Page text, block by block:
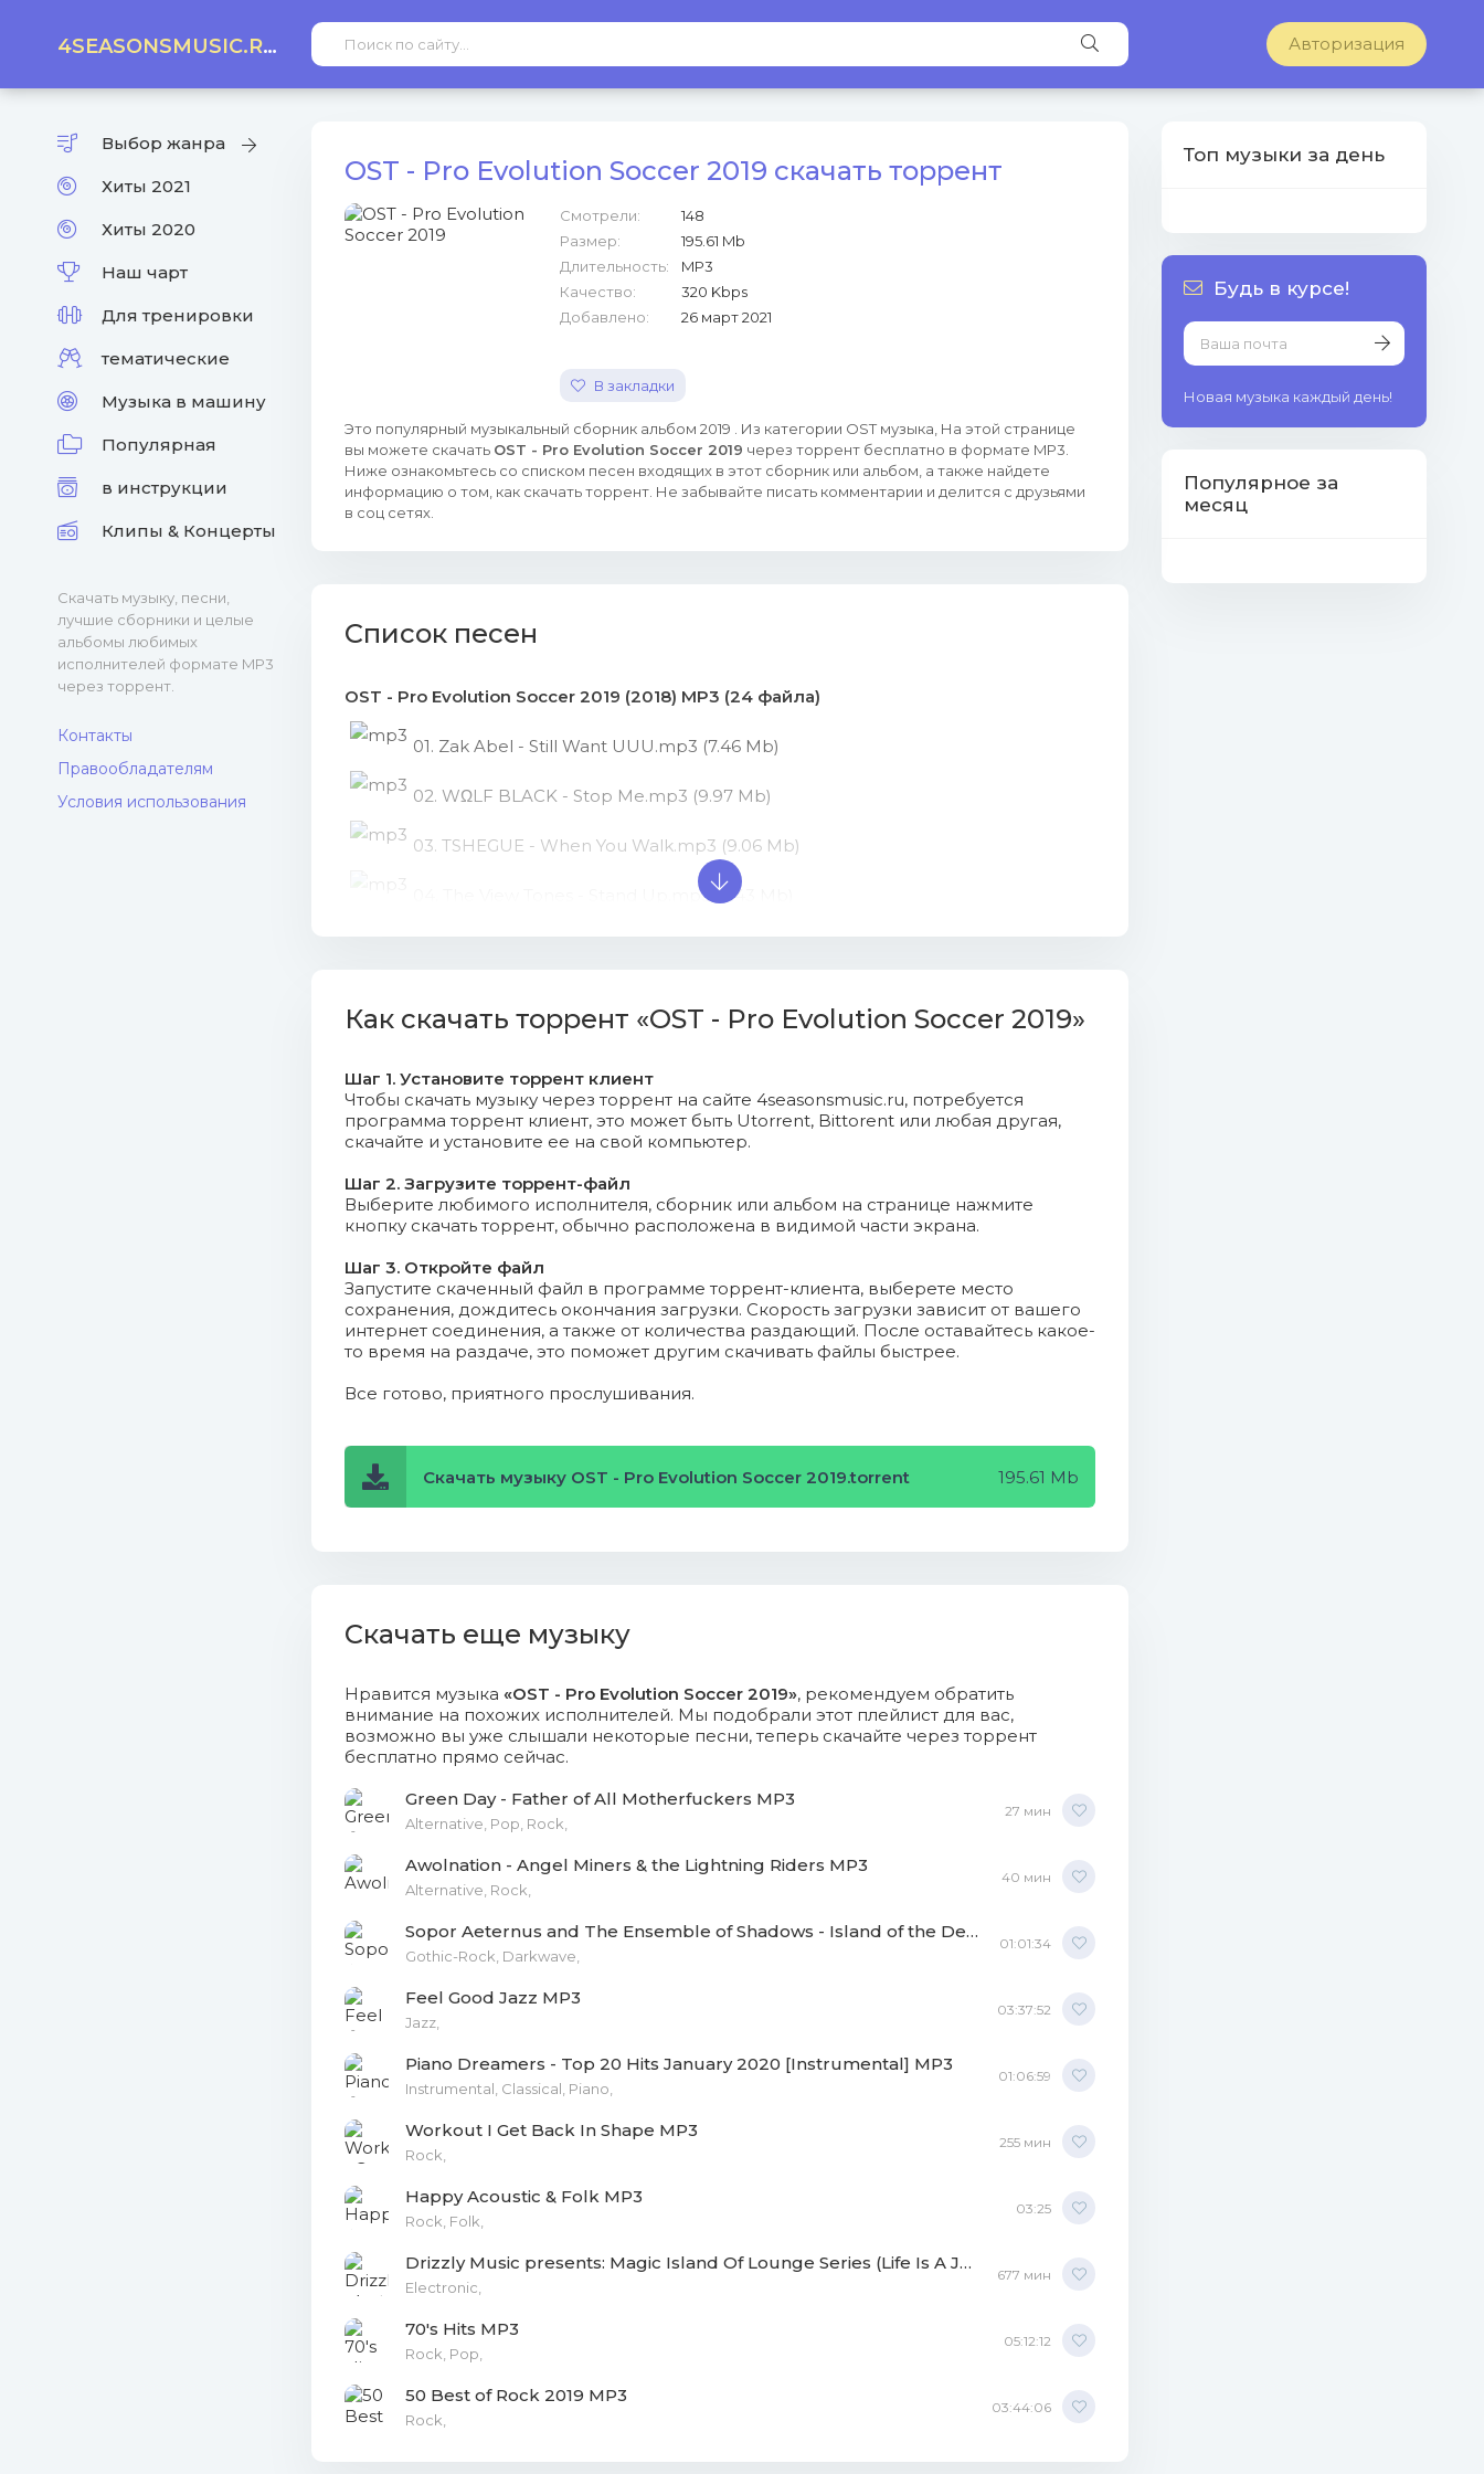
4SEASONSMUSIC.RU Авторизация
Выбор жанра
Хиты 2021
Хиты 2020
Наш чарт
Для тренировки
тематические
Музыка в машину
Популярная
в инструкции
Клипы & Концерты
Скачать музыку, песни,
лучшие сборники и целые
альбомы любимых
исполнителей формате MP3
через торрент.
Контакты
Правообладателям
Условия использования
OST - Pro Evolution Soccer 2019 скачать торрент
Смотрели:
148
Размер:
195.61 Mb
Длительность:
MP3
Качество:
320 Kbps
Добавлено:
26 март 2021
В закладки
Это популярный музыкальный сборник альбом 2019 . Из категории OST музыка, На этой странице
вы можете скачать OST - Pro Evolution Soccer 2019 через торрент бесплатно в формате MP3.
Ниже ознакомьтесь со списком песен входящих в этот сборник или альбом, а также найдете
информацию о том, как скачать торрент. Не забывайте писать комментарии и делится с друзьями
в соц сетях.
Список песен
OST - Pro Evolution Soccer 2019 (2018) MP3 (24 файла)
01. Zak Abel - Still Want UUU.mp3 (7.46 Mb)
02. WΩLF BLACK - Stop Me.mp3 (9.97 Mb)
03. TSHEGUE - When You Walk.mp3 (9.06 Mb)
04. The View Tones - Stand Up.mp3 (6.43 Mb)
08. Suzi Island - Show Me The Way.mp3 (8.87 Mb)
09. Sampa The Great - I Am Me.mp3 (8.28 Mb)
10. Saba - Where Ideas Sing (feat. Daoud).mp3 (8.49 Mb)
12. Kíruma - How Did We Get Here.mp3 (8.9 Mb)
13. Kelela - LMK.mp3 (8.46 Mb)
14. Jay Prince - Father, Father.mp3 (8.02 Mb)
15. X Ambassadors & Jamie N Commons - Jungle.mp3 (7.37 Mb)
16. George Fitzgerald - Two Moons Under.mp3 (11.63 Mb)
19. Clement Bazin - Romeo.mp3 (8.62 Mb)
20. Clap! Clap! - Ar-Raqis.mp3 (6.25 Mb)
21. BOY AZOOGA - LONER BOOGIE.mp3 (4.91 Mb)
22. AWOLNATION - Passion.mp3 (7.93 Mb)
23. Anna Of the North - Fire.mp3 (6.45 Mb)
24.Flex - Alizzz.mp3 (5.77 Mb)
Как скачать торрент «OST - Pro Evolution Soccer 2019»
Шаг 1. Установите торрент клиент
Чтобы скачать музыку через торрент на сайте 4seasonsmusic.ru, потребуется
программа торрент клиент, это может быть Utorrent, Bittorent или любая другая,
скачайте и установите ее на свой компьютер.
Шаг 2. Загрузите торрент-файл
Выберите любимого исполнителя, сборник или альбом на странице нажмите
кнопку скачать торрент, обычно расположена в видимой части экрана.
Шаг 3. Откройте файл
Запустите скаченный файл в программе торрент-клиента, выберете место
сохранения, дождитесь окончания загрузки. Скорость загрузки зависит от вашего
интернет соединения, а также от количества раздающий. После оставайтесь какое-
то время на раздаче, это поможет другим скачивать файлы быстрее.
Все готово, приятного прослушивания.
Скачать музыку OST - Pro Evolution Soccer 2019.torrent 195.61 Mb
Скачать еще музыку
Нравится музыка «OST - Pro Evolution Soccer 2019», рекомендуем обратить
внимание на похожих исполнителей. Мы подобрали этот плейлист для вас,
возможно вы уже слышали некоторые песни, теперь скачайте через торрент
бесплатно прямо сейчас.
Green Day - Father of All Motherfuckers MP3
Alternative, Pop, Rock,
27 мин
Awolnation - Angel Miners & the Lightning Riders MP3
Alternative, Rock,
40 мин
Sopor Aeternus and The Ensemble of Shadows - Island of the Dead MP3
Gothic-Rock, Darkwave,
01:01:34
Feel Good Jazz MP3
Jazz,
03:37:52
Piano Dreamers - Top 20 Hits January 2020 [Instrumental] MP3
Instrumental, Classical, Piano,
01:06:59
Workout I Get Back In Shape MP3
Rock,
255 мин
Happy Acoustic & Folk MP3
Rock, Folk,
03:25
Drizzly Music presents: Magic Island Of Lounge Series (Life Is A Journey) MP3
Electronic,
677 мин
70's Hits MP3
Rock, Pop,
05:12:12
50 Best of Rock 2019 MP3
Rock,
03:44:06
Топ музыки за день
Будь в курсе!
Новая музыка каждый день!
Популярное за
месяц